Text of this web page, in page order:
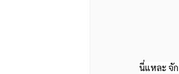
นี่แหละ จั